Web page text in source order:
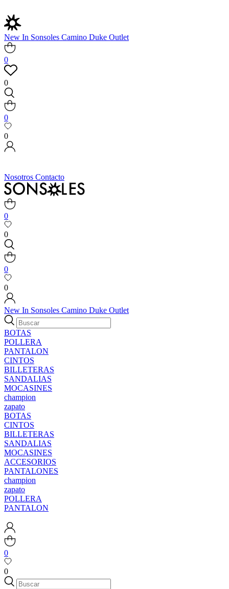
New In Sonsoles Camino Duke Outlet
0
0
0
0
Nosotros Contacto
0
0
0
0
New In Sonsoles Camino Duke Outlet
BOTAS
POLLERA
PANTALON
CINTOS
BILLETERAS
SANDALIAS
MOCASINES
champion
zapato
BOTAS
CINTOS
BILLETERAS
SANDALIAS
MOCASINES
ACCESORIOS
PANTALONES
champion
zapato
POLLERA
PANTALON
0
0